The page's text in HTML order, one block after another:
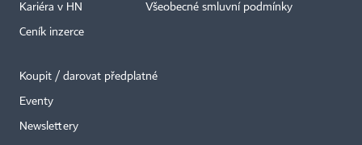
Kariéra v HN
Ceník inzerce
Všeobecné smluvní podmínky
Koupit / darovat předplatné
Eventy
Newslettery